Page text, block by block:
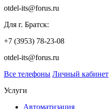
otdel-its@forus.ru
Для г. Братск:
+7 (3953) 78-23-08
otdel-its@forus.ru
Все телефоны Личный кабинет
Услуги
Автоматизация